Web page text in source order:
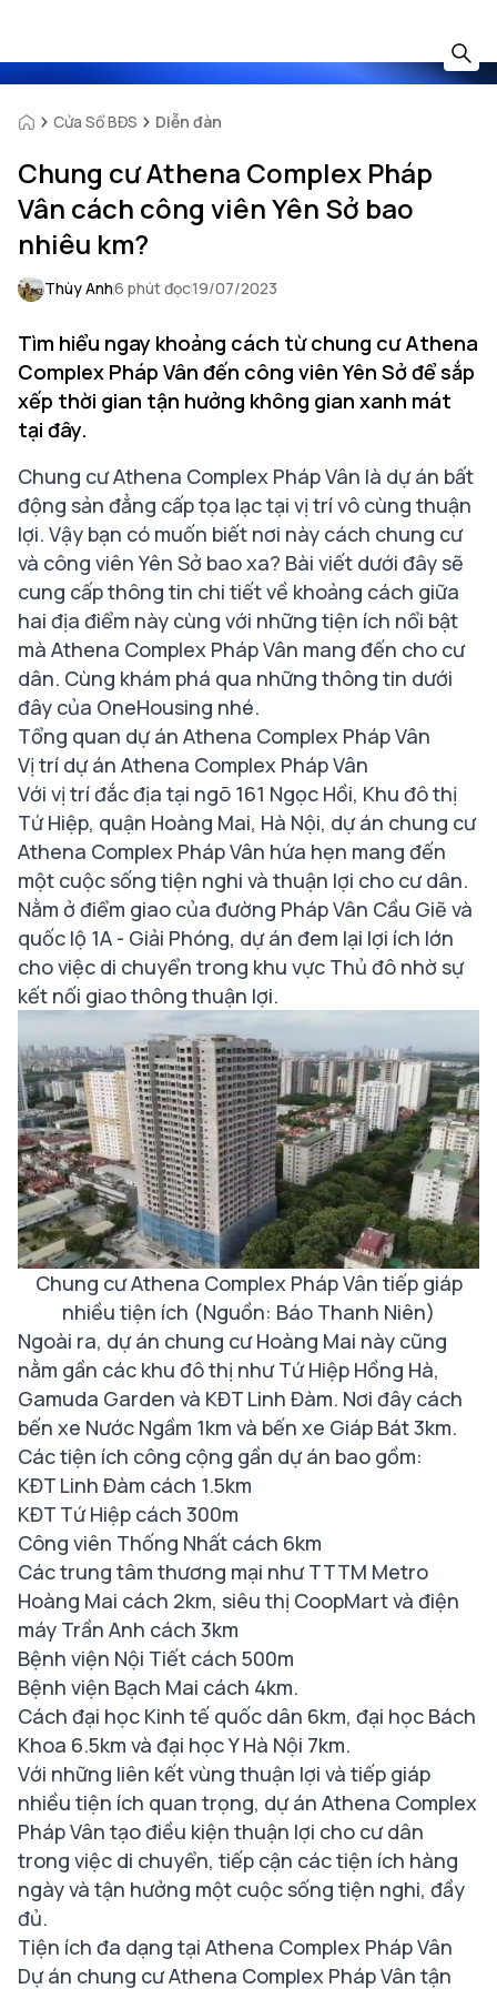
Cửa Sổ BĐS Diễn đàn
Chung cư Athena Complex Pháp
Vân cách công viên Yên Sở bao
nhiêu km?
Thùy Anh6 phút đọc19/07/2023
Tìm hiểu ngay khoảng cách từ chung cư Athena
Complex Pháp Vân đến công viên Yên Sở để sắp
xếp thời gian tận hưởng không gian xanh mát
tại đây.
Chung cư Athena Complex Pháp Vân là dự án bất
động sản đẳng cấp tọa lạc tại vị trí vô cùng thuận
lợi. Vậy bạn có muốn biết nơi này cách chung cư
và công viên Yên Sở bao xa? Bài viết dưới đây sẽ
cung cấp thông tin chi tiết về khoảng cách giữa
hai địa điểm này cùng với những tiện ích nổi bật
mà Athena Complex Pháp Vân mang đến cho cư
dân. Cùng khám phá qua những thông tin dưới
đây của OneHousing nhé.
Tổng quan dự án Athena Complex Pháp Vân
Vị trí dự án Athena Complex Pháp Vân
Với vị trí đắc địa tại ngõ 161 Ngọc Hồi, Khu đô thị
Tứ Hiệp, quận Hoàng Mai, Hà Nội, dự án chung cư
Athena Complex Pháp Vân hứa hẹn mang đến
một cuộc sống tiện nghi và thuận lợi cho cư dân.
Nằm ở điểm giao của đường Pháp Vân Cầu Giẽ và
quốc lộ 1A - Giải Phóng, dự án đem lại lợi ích lớn
cho việc di chuyển trong khu vực Thủ đô nhờ sự
kết nối giao thông thuận lợi.
Chung cư Athena Complex Pháp Vân tiếp giáp
nhiều tiện ích (Nguồn: Báo Thanh Niên)
Ngoài ra, dự án chung cư Hoàng Mai này cũng
nằm gần các khu đô thị như Tứ Hiệp Hồng Hà,
Gamuda Garden và KĐT Linh Đàm. Nơi đây cách
bến xe Nước Ngầm 1km và bến xe Giáp Bát 3km.
Các tiện ích công cộng gần dự án bao gồm:
KĐT Linh Đàm cách 1.5km
KĐT Tứ Hiệp cách 300m
Công viên Thống Nhất cách 6km
Các trung tâm thương mại như TTTM Metro
Hoàng Mai cách 2km, siêu thị CoopMart và điện
máy Trần Anh cách 3km
Bệnh viện Nội Tiết cách 500m
Bệnh viện Bạch Mai cách 4km.
Cách đại học Kinh tế quốc dân 6km, đại học Bách
Khoa 6.5km và đại học Y Hà Nội 7km.
Với những liên kết vùng thuận lợi và tiếp giáp
nhiều tiện ích quan trọng, dự án Athena Complex
Pháp Vân tạo điều kiện thuận lợi cho cư dân
trong việc di chuyển, tiếp cận các tiện ích hàng
ngày và tận hưởng một cuộc sống tiện nghi, đầy
đủ.
Tiện ích đa dạng tại Athena Complex Pháp Vân
Dự án chung cư Athena Complex Pháp Vân tận